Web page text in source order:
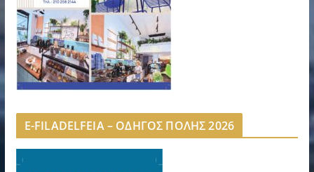
E-FILADELFEIA – ΟΔΗΓΟΣ ΠΟΛΗΣ 2026